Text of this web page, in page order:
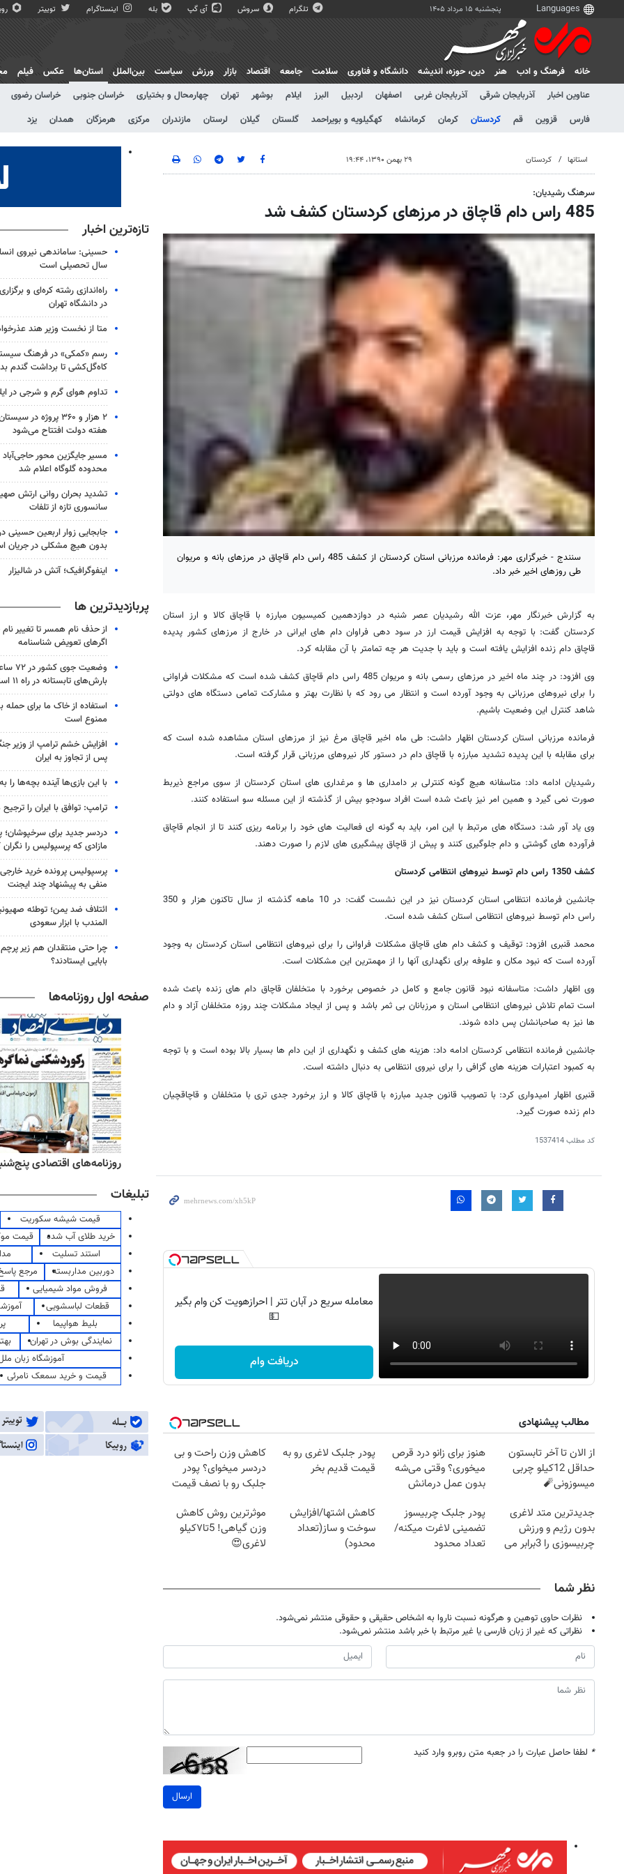
پنجشنبه ۱۵ مرداد ۱۴۰۵ تلگرام سروش آی گپ بله اینستاگرام توییتر
خانه فرهنگ و ادب هنر دين، حوزه، انديشه دانشگاه و فناوری سلامت جامعه اقتصاد بازار ورزش سیاست بین‌الملل
استان‌ها
عناوین اخبار
آذربایجان شرقی آذربایجان غربی اصفهان اردبیل البرز ایلام بوشهر تهران چهارمحال و بختیاری خراسان جنوبی خراسان رضوی
فارس
قزوین قم کردستان کرمان کرمانشاه کهگیلویه و بویراحمد گلستان گیلان لرستان مازندران مرکزی هرمزگان همدان یزد
عکس فیلم
استانها کردستان ۲۹ بهمن ۱۳۹۰، ۱۹:۴۴
سرهنگ رشیدیان:
485 راس دام قاچاق در مرزهای کردستان کشف شد
سنندج - خبرگزاری مهر: فرمانده مرزبانی استان کردستان از کشف 485 راس دام قاچاق در مرزهای بانه و مریوان
طی روزهای اخیر خبر داد.
به گزارش خبرنگار مهر، عزت الله رشیدیان عصر شنبه در دوازدهمین کمیسیون مبارزه با قاچاق کالا و ارز استان
کردستان گفت: با توجه به افزایش قیمت ارز در سود دهی فراوان دام های ایرانی در خارج از مرزهای کشور پدیده
قاچاق دام زنده افزایش یافته است و باید با جدیت هر چه تمامتر با آن مقابله کرد.
وی افزود: در چند ماه اخیر در مرزهای رسمی بانه و مریوان 485 راس دام قاچاق کشف شده است که مشکلات فراوانی
را برای نیروهای مرزبانی به وجود آورده است و انتظار می رود که با نظارت بهتر و مشارکت تمامی دستگاه های دولتی
شاهد کنترل این وضعیت باشیم.
فرمانده مرزبانی استان کردستان اظهار داشت: طی ماه اخیر قاچاق مرغ نیز از مرزهای استان مشاهده شده است که
برای مقابله با این پدیده تشدید مبارزه با قاچاق دام در دستور کار نیروهای مرزبانی قرار گرفته است.
رشیدیان ادامه داد: متاسفانه هیچ گونه کنترلی بر دامداری ها و مرغداری های استان کردستان از سوی مراجع ذیربط
صورت نمی گیرد و همین امر نیز باعث شده است افراد سودجو بیش از گذشته از این مسئله سو استفاده کنند.
وی یاد آور شد: دستگاه های مرتبط با این امر، باید به گونه ای فعالیت های خود را برنامه ریزی کنند تا از انجام قاچاق
فرآورده های گوشتی و دام جلوگیری کنند و پیش از قاچاق پیشگیری های لازم را صورت دهند.
کشف 1350 راس دام توسط نیروهای انتظامی کردستان
جانشین فرمانده انتظامی استان کردستان نیز در این نشست گفت: در 10 ماهه گذشته از سال تاکنون هزار و 350
راس دام توسط نیروهای انتظامی استان کشف شده است.
محمد قنبری افزود: توقیف و کشف دام های قاچاق مشکلات فراوانی را برای نیروهای انتظامی استان کردستان به وجود
آورده است که نبود مکان و علوفه برای نگهداری آنها را از مهمترین این مشکلات است.
وی اظهار داشت: متاسفانه نبود قانون جامع و کامل در خصوص برخورد با متخلفان قاچاق دام های زنده باعث شده
است تمام تلاش نیروهای انتظامی استان و مرزبانان بی ثمر باشد و پس از ایجاد مشکلات چند روزه متخلفان آزاد و دام
ها نیز به صاحبانشان پس داده شوند.
جانشین فرمانده انتظامی کردستان ادامه داد: هزینه های کشف و نگهداری از این دام ها بسیار بالا بوده است و با توجه
به کمبود اعتبارات هزینه های گزافی را برای نیروی انتظامی به دنبال داشته است.
قنبری اظهار امیدواری کرد: با تصویب قانون جدید مبارزه با قاچاق کالا و ارز برخورد جدی تری با متخلفان و قاچاقچیان
دام زنده صورت گیرد.
کد مطلب1537414
معامله سریع در آبان تتر | احرازهویت کن وام بگیر
💵
دریافت وام
مطالب پیشنهادی
از الان تا آخر تابستون
حداقل 12کیلو چربی
میسوزونی🧨
هنوز برای زانو درد قرص
میخوری؟ وقتی می‌شه
بدون عمل درمانش
پودر جلبک لاغری رو به
قیمت قدیم بخر
کاهش وزن راحت و بی
دردسر میخوای؟ پودر
جلبک رو با نصف قیمت
جدیدترین متد لاغری
بدون رژیم و ورزش
چربیسوزی را 3برابر می
پودر جلبک چربیسوز
تضمینی لاغرت میکنه/
تعداد محدود
کاهش اشتها/افزایش
سوخت و ساز(تعداد
محدود)
موثرترین روش کاهش
وزن گیاهی! 5تا۷کیلو
لاغری😍
نظر شما
نظرات حاوی توهین و هرگونه نسبت ناروا به اشخاص حقیقی و حقوقی منتشر نمی‌شود.
نظراتی که غیر از زبان فارسی یا غیر مرتبط با خبر باشد منتشر نمی‌شود.
* لطفا حاصل عبارت را در جعبه متن روبرو وارد کنید
ارسال
تازه‌ترین اخبار
حسینی: ساماندهی نیروی
سال تحصیلی است
در دانشگاه تهران
متا از نخست وزیر هند
رسم «کمکی» در فرهنگ
کاه‌گل‌کشی تا برداشت گندم
تداوم هوای گرم و شرجی در
۲ هزار و ۳۶۰ پروژه در
هفته دولت افتتاح می‌شود
مسیر جایگزین محور
محدوده گلوگاه اعلام شد
تشدید بحران روانی ارتش
سانسوری تازه از تلفات
جابجایی زوار اربعین حسینی
بدون هیچ مشکلی در جریان
اینفوگرافیک؛ آتش در شالیزار
پربازدیدترین ها
از حذف نام همسر تا تغییر نام
اگرهای تعویض شناسنامه
وضعیت
بارش‌های تابستانه در راه ۱۱ استان
استفاده از خاک ما برای
ممنوع است
افزایش خشم ترامپ از وزیر
پس از تجاوز به ایران
با این بازی‌ها آینده بچه‌ها را
ترامپ: توافق با ایران را
دردسر جدید برای سرخپوشان؛
مازادی که پرسپولیس را نگران
پرسپولیس پرونده خرید
منفی به پیشنهاد چند ایجنت
ائتلاف ضد یمن؛ توطئه
المندب با ابزار سعودی
چرا حتی منتقدان هم زیر
بابایی ایستادند؟
صفحه اول روزنامه‌ها
روزنامه‌های اقتصادی پنج‌شنبه ۱۵ مرداد
تبلیغات
قیمت شیشه سکوریت
خرید طلای آب شده
قیمت
استند تسلیت
دوربین مداربسته
مرجع
فروش مواد شیمیایی
قطعات لباسشویی
بلیط هواپیما
نمایندگی بوش در تهران
آموزشگاه زبان
قیمت و خرید سمعک نامرئی